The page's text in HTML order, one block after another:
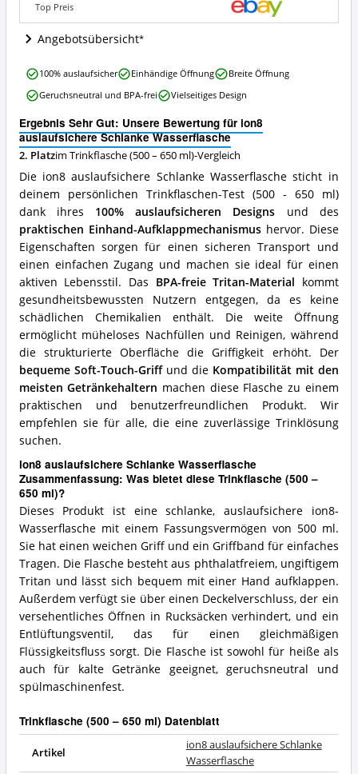
diese
Trinkflasche
(500
650
ml)
erhältlich?
Top Preis
Angebotsübersicht
Ergebnis Sehr Gut: Unsere Bewertung für ion8
auslaufsichere Schlanke Wasserflasche
2. Platzim Trinkflasche (500 – 650 ml)-Vergleich
Die ion8 auslaufsichere Schlanke Wasserflasche sticht in
deinem persönlichen Trinkflaschen-Test (500 - 650 ml)
dank ihres 100% auslaufsicheren Designs und des
praktischen Einhand-Aufklappmechanismushervor. Diese
Eigenschaften sorgen für einen sicheren Transport und
einen einfachen Zugang und machen sie ideal für einen
aktiven Lebensstil. Das BPA-freie Tritan-Material
kommt
gesundheitsbewussten Nutzern entgegen, da es keine
schädlichen Chemikalien enthält. Die weite Öffnung
ermöglicht müheloses Nachfüllen und Reinigen, während
die strukturierte Oberfläche die Griffigkeit erhöht. Der
bequeme Soft-Touch-Griffund die Kompatibilität mit den
meisten Getränkehaltern machen diese Flasche zu einem
praktischen und benutzerfreundlichen Produkt. Wir
empfehlen sie für alle, die eine zuverlässige Trinklösung
suchen.
ion8 auslaufsichere Schlanke Wasserflasche
Zusammenfassung: Was bietet diese Trinkflasche (500 –
650 ml)?
Dieses Produkt ist eine schlanke, auslaufsichere ion8-
Wasserflasche mit einem Fassungsvermögen von 500 ml.
Sie hat einen weichen Griff und ein Griffband für einfaches
Tragen. Die Flasche besteht aus phthalatfreiem, ungiftigem
Tritan und lässt sich bequem mit einer Hand aufklappen.
Außerdem verfügt sie über einen Deckelverschluss, der ein
versehentliches Öffnen in Rucksäcken verhindert, und ein
Entlüftungsventil, das für einen gleichmäßigen
Flüssigkeitsfluss sorgt. Die Flasche ist sowohl für heiße als
auch für kalte Getränke geeignet, geruchsneutral und
spülmaschinenfest.
Trinkflasche (500 – 650 ml) Datenblatt
Artikel
ion8 auslaufsichere Schlanke
Wasserflasche
ion8
auslaufsichere
Schlanke
Vorteile:
Was
spricht
für
diese
Trinkflasche
(500
–
650
ml)?
100% auslaufsicher Einhändige Öffnung
Breite Öffnung
Geruchsneutral und BPA-frei
Vielseitiges Design